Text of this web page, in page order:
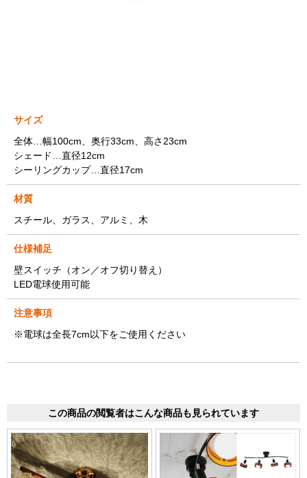
サイズ
全体…幅100cm、奥行33cm、高さ23cm
シェード…直径12cm
シーリングカップ…直径17cm
材質
スチール、ガラス、アルミ、木
仕様補足
壁スイッチ（オン／オフ切り替え）
LED電球使用可能
注意事項
※電球は全長7cm以下をご使用ください
この商品の閲覧者はこんな商品も見られています